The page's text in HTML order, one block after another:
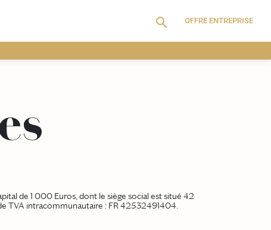
OFFRE ENTREPRISE
de 1 000 Euros, dont le siège social est situé 42
TVA intracommunautaire : FR 42532491404.